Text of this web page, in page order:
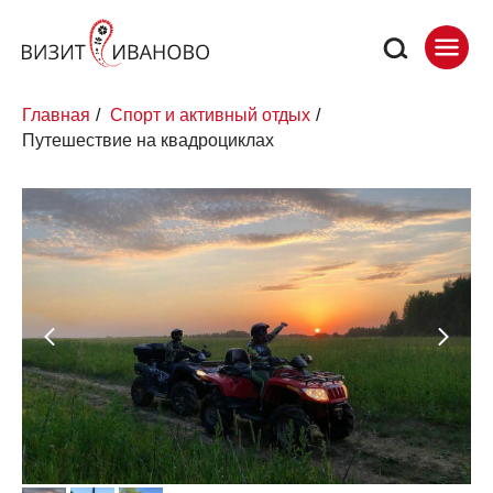
Главная / Спорт и активный отдых /
Путешествие на квадроциклах